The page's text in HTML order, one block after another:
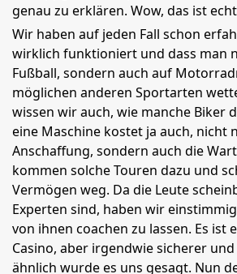
genau zu erklären. Wow, das ist
Wir haben auf jeden Fall schon
wirklich funktioniert und dass man
Fußball, sondern auch auf
möglichen anderen Sportarten
wissen wir auch, wie manche Biker
eine Maschine kostet ja auch, nicht
Anschaffung, sondern auch die
kommen solche Touren dazu und
Vermögen weg. Da die Leute
Experten sind, haben wir
von ihnen coachen zu lassen. Es ist
Casino, aber irgendwie sicherer
ähnlich wurde es uns gesagt. Nun